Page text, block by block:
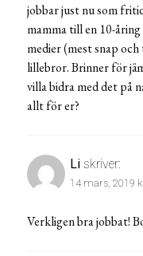
jobbar just nu som
mamma till en 10-
medier (mest snap
lillebror. Brinner för
villa bidra med det på
allt för er?
Li skriver:
14 mars, 2019
Verkligen bra jobbat!